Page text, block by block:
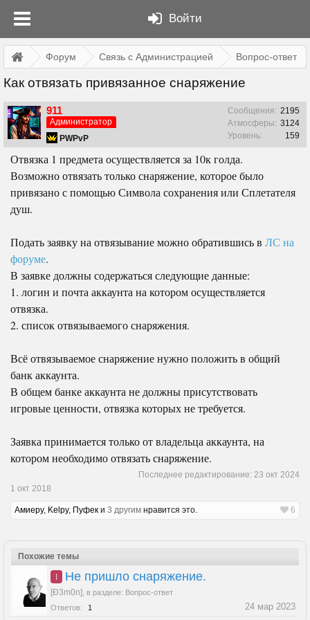
Войти
Форум Связь с Администрацией Вопрос-ответ
Как отвязать привязанное снаряжение
911
Администратор
PWPvP
Сообщения: 2195
Атмосферы: 3124
Уровень:
159
Отвязка 1 предмета осуществляется за 10к голда.
Возможно отвязать только снаряжение, которое было
привязано с помощью Символа сохранения или Сплетателя
душ.
Подать заявку на отвязывание можно обратившись в ЛС на
форуме.
В заявке должны содержаться следующие данные:
1. логин и почта аккаунта на котором осуществляется
отвязка.
2. список отвязываемого снаряжения.
Всё отвязываемое снаряжение нужно положить в общий
банк аккаунта.
В общем банке аккаунта не должны присутствовать
игровые ценности, отвязка которых не требуется.
Заявка принимается только от владельца аккаунта, на
котором необходимо отвязать снаряжение.
Последнее редактирование: 23 окт 2024
1 окт 2018
Амиеру, Kelpy, Пуфеки 3 другим нравится это. 6
Похожие темы
Не пришло снаряжение.
[Ð3m0n] в разделе: Вопрос-ответ
Ответов:
1 24 мар 2023